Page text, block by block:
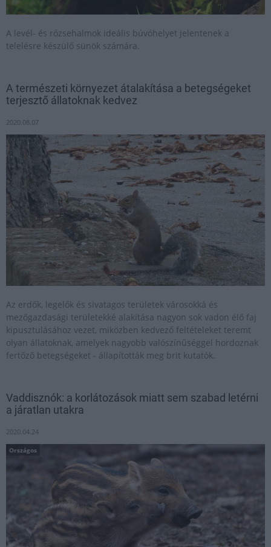
A levél- és rőzsehalmok ideális búvóhelyet jelentenek a
telelésre készülő sünök számára.
A természeti környezet átalakítása a betegségeket
terjesztő állatoknak kedvez
2020.08.07
Az erdők, legelők és sivatagos területek városokká és
mezőgazdasági területekké alakítása nagyon sok vadon élő faj
kipusztulásához vezet, miközben kedvező feltételeket teremt
olyan állatoknak, amelyek nagyobb valószínűséggel hordoznak
fertőző betegségeket - állapították meg brit kutatók.
Vaddisznók: a korlátozások miatt sem szabad letérni
a járatlan utakra
2020.04.24
Országos